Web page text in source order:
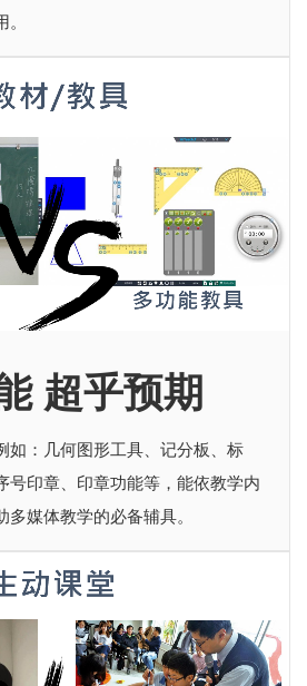
超乎预期
如：几何图形工具、记分板、标
号印章、印章功能等，能依教学内
媒体教学的必备辅具。